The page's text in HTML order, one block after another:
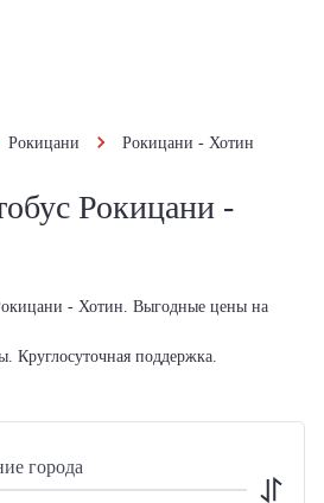
Рокицани Рокицани - Хотин
Рокицани -
- Хотин. Выгодные цены на
Круглосуточная поддержка.